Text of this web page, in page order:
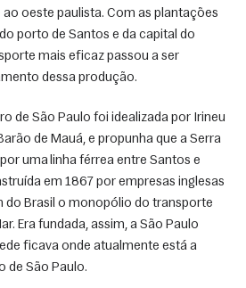
oeste paulista. Com as plantações
porto de Santos e da capital do
mais eficaz passou a ser
dessa produção.
de São Paulo foi idealizada por Irineu
de Mauá, e propunha que a Serra
uma linha férrea entre Santos e
em 1867 por empresas inglesas
do Brasil o monopólio do transporte
Era fundada, assim, a São Paulo
ficava onde atualmente está a
de São Paulo.